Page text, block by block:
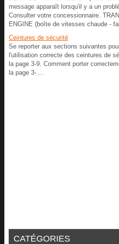
message apparaît lorsqu'il y a un
Consulter votre concessionnaire.
ENGINE (boîte de vitesses chaude -
Ceintures de sécurité
Se reporter aux sections suivantes
l'utilisation correcte des ceintures de
la page 3-9. Comment porter
la page 3- ...
CATÉGORIES